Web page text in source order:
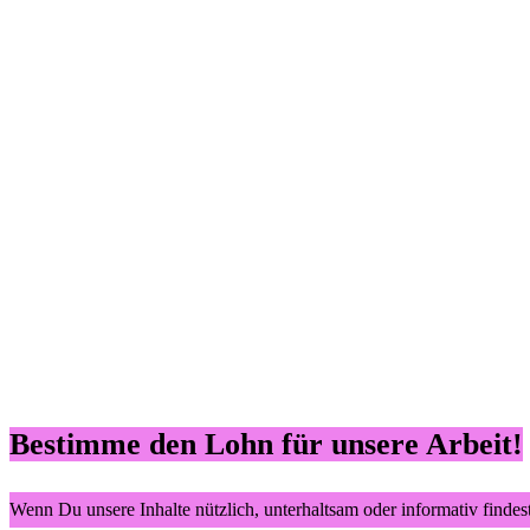
Bestimme den Lohn für unsere Arbeit!
Wenn Du unsere Inhalte nützlich, unterhaltsam oder informativ